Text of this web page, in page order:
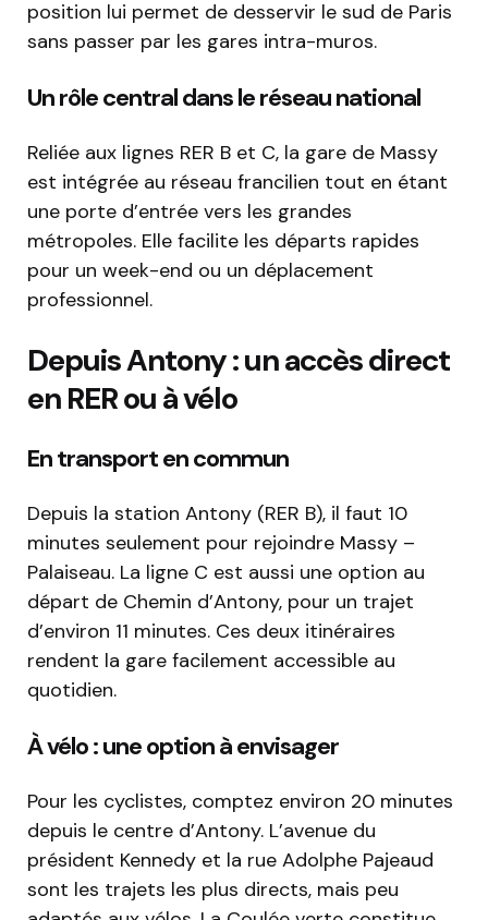
position lui permet de desservir le sud de Paris
sans passer par les gares intra-muros.
Un rôle central dans le réseau national
Reliée aux lignes RER B et C, la gare de Massy
est intégrée au réseau francilien tout en étant
une porte d’entrée vers les grandes
métropoles. Elle facilite les départs rapides
pour un week-end ou un déplacement
professionnel.
Depuis Antony : un accès direct
en RER ou à vélo
En transport en commun
Depuis la station Antony (RER B), il faut 10
minutes seulement pour rejoindre Massy –
Palaiseau. La ligne C est aussi une option au
départ de Chemin d’Antony, pour un trajet
d’environ 11 minutes. Ces deux itinéraires
rendent la gare facilement accessible au
quotidien.
À vélo : une option à envisager
Pour les cyclistes, comptez environ 20 minutes
depuis le centre d’Antony. L’avenue du
président Kennedy et la rue Adolphe Pajeaud
sont les trajets les plus directs, mais peu